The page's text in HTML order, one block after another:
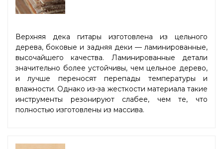
Верхняя дека гитары изготовлена из цельного
дерева, боковые и задняя деки — ламинированные,
высочайшего качества. Ламинированные детали
значительно более устойчивы, чем цельное дерево,
и лучше переносят перепады температуры и
влажности. Однако из-за жесткости материала такие
инструменты резонируют слабее, чем те, что
полностью изготовлены из массива.